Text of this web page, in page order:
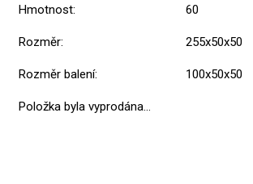
Hmotnost: 60
Rozměr: 255x50x50
Rozměr balení: 100x50x50
Položka byla vyprodána…